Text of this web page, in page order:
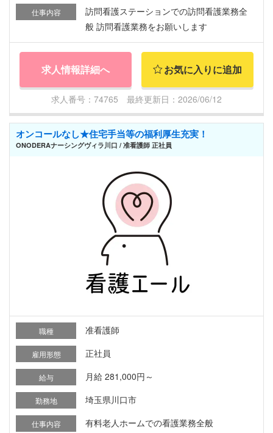
仕事内容
訪問看護ステーションでの訪問看護業務全
般 訪問看護業務をお願いします
求人情報詳細へ お気に入りに追加
求人番号：74765 最終更新日：2026/06/12
オンコールなし★住宅手当等の福利厚生充実！
ONODERAナーシングヴィラ川口 / 准看護師 正社員
職種 准看護師
雇用形態 正社員
給与 月給 281,000円～
勤務地 埼玉県川口市
仕事内容 有料老人ホームでの看護業務全般